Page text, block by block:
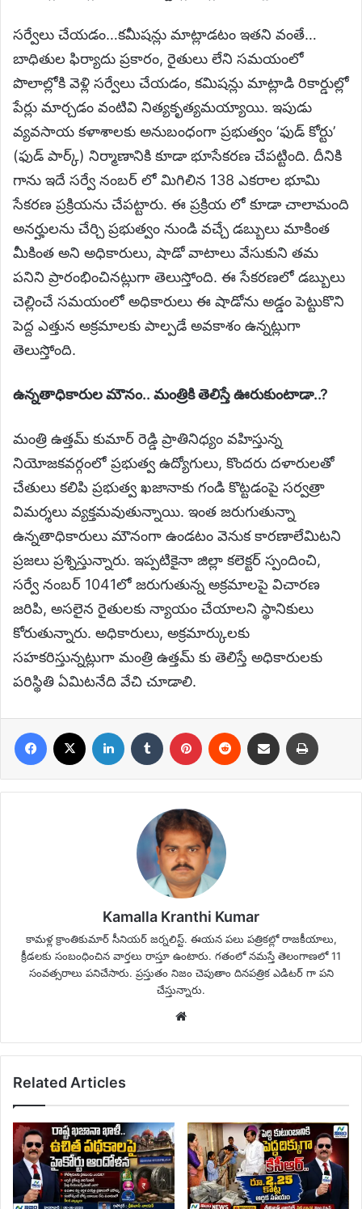
సర్వేలు చేయడం…కమీషన్లు మాట్లాడటం ఇతని వంతే…
బాధితుల ఫిర్యాదు ప్రకారం, రైతులు లేని సమయంలో
పొలాల్లోకి వెళ్లి సర్వేలు చేయడం, కమిషన్లు మాట్లాడి రికార్డుల్లో
పేర్లు మార్చడం వంటివి నిత్యకృత్యమయ్యాయి. ఇపుడు
వ్యవసాయ కళాశాలకు అనుబంధంగా ప్రభుత్వం ‘ఫుడ్ కోర్టు’
(ఫుడ్ పార్క్) నిర్మాణానికి కూడా భూసేకరణ చేపట్టింది. దీనికి
గాను ఇదే సర్వే నంబర్ లో మిగిలిన 138 ఎకరాల భూమి
సేకరణ ప్రక్రియను చేపట్టారు. ఈ ప్రక్రియ లో కూడా చాలామంది
అనర్హులను చేర్చి ప్రభుత్వం నుండి వచ్చే డబ్బులు మాకింత
మీకింత అని అధికారులు, షాడో వాటాలు వేసుకుని తమ
పనిని ప్రారంభించినట్లుగా తెలుస్తోంది. ఈ సేకరణలో డబ్బులు
చెల్లించే సమయంలో అధికారులు ఈ షాడోను అడ్డం పెట్టుకొని
పెద్ద ఎత్తున అక్రమాలకు పాల్పడే అవకాశం ఉన్నట్లుగా
తెలుస్తోంది.
ఉన్నతాధికారుల మౌనం.. మంత్రికి తెలిస్తే ఊరుకుంటాడా..?
మంత్రి ఉత్తమ్ కుమార్ రెడ్డి ప్రాతినిధ్యం వహిస్తున్న
నియోజకవర్గంలో ప్రభుత్వ ఉద్యోగులు, కొందరు దళారులతో
చేతులు కలిపి ప్రభుత్వ ఖజానాకు గండి కొట్టడంపై సర్వత్రా
విమర్శలు వ్యక్తమవుతున్నాయి. ఇంత జరుగుతున్నా
ఉన్నతాధికారులు మౌనంగా ఉండటం వెనుక కారణాలేమిటని
ప్రజలు ప్రశ్నిస్తున్నారు. ఇప్పటికైనా జిల్లా కలెక్టర్ స్పందించి,
సర్వే నంబర్ 1041లో జరుగుతున్న అక్రమాలపై విచారణ
జరిపి, అసలైన రైతులకు న్యాయం చేయాలని స్థానికులు
కోరుతున్నారు. అధికారులు, అక్రమార్కులకు
సహకరిస్తున్నట్లుగా మంత్రి ఉత్తమ్ కు తెలిస్తే అధికారులకు
పరిస్థితి ఏమిటనేది వేచి చూడాలి.
Facebook LinkedIn Tumblr Pinterest Reddit Share via Email
Kamalla Kranthi Kumar
కామళ్ల క్రాంతికుమార్ సీనియర్ జర్నలిస్ట్. ఈయన పలు పత్రికల్లో రాజకీయాలు,
క్రీడలకు సంబంధించిన వార్తలు రాస్తూ ఉంటారు. గతంలో నమస్తే తెలంగాణలో 11
సంవత్సరాలు పనిచేసారు. ప్రస్తుతం నిజం చెపుతాం దినపత్రిక ఎడిటర్ గా పని
చేస్తున్నారు.
Related Articles